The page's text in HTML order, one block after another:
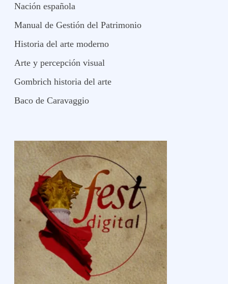
Nación española
Manual de Gestión del Patrimonio
Historia del arte moderno
Arte y percepción visual
Gombrich historia del arte
Baco de Caravaggio